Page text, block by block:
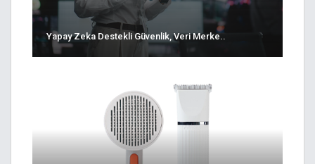
Yapay Zeka Destekli Güvenlik, Veri Merke..